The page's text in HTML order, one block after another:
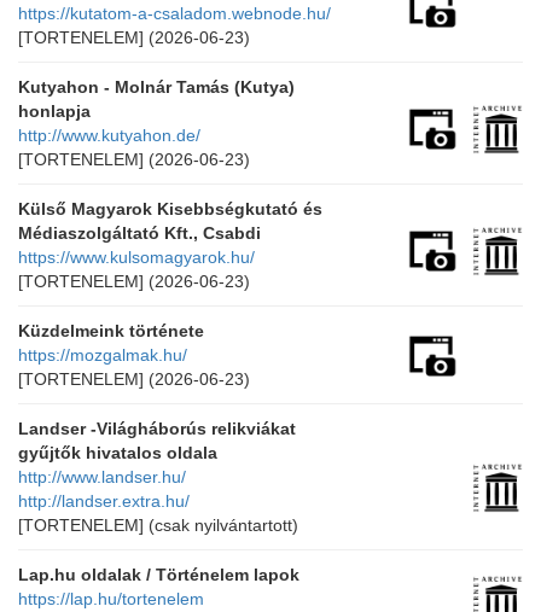
https://kutatom-a-csaladom.webnode.hu/
[TORTENELEM] (2026-06-23)
Kutyahon - Molnár Tamás (Kutya)
honlapja
http://www.kutyahon.de/
[TORTENELEM] (2026-06-23)
Külső Magyarok Kisebbségkutató és
Médiaszolgáltató Kft., Csabdi
https://www.kulsomagyarok.hu/
[TORTENELEM] (2026-06-23)
Küzdelmeink története
https://mozgalmak.hu/
[TORTENELEM] (2026-06-23)
Landser -Világháborús relikviákat
gyűjtők hivatalos oldala
http://www.landser.hu/
http://landser.extra.hu/
[TORTENELEM] (csak nyilvántartott)
Lap.hu oldalak / Történelem lapok
https://lap.hu/tortenelem